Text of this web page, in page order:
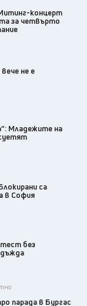
концерт
за четвърто
не е
Младежите на
са
в София
без
дъжда
парада в Бургас